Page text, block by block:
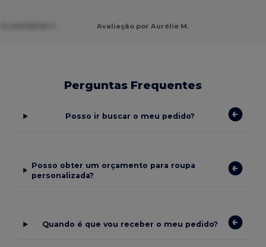
Avaliação por Aurélie M.
Perguntas Frequentes
Posso ir buscar o meu pedido?
Posso obter um orçamento para roupa
personalizada?
Quando é que vou receber o meu pedido?